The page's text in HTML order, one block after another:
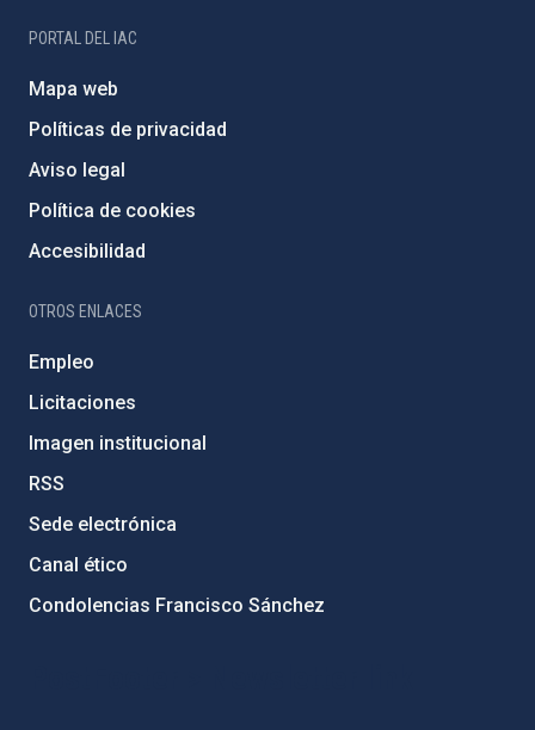
PORTAL DEL IAC
Mapa web
Políticas de privacidad
Aviso legal
Política de cookies
Accesibilidad
OTROS ENLACES
Empleo
Licitaciones
Imagen institucional
RSS
Sede electrónica
Canal ético
Condolencias Francisco Sánchez